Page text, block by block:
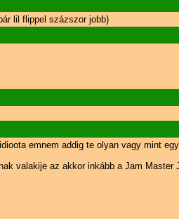
lil flippel százszor jobb)
emnem addig te olyan vagy mint
valakije az akkor inkább a Jam Master